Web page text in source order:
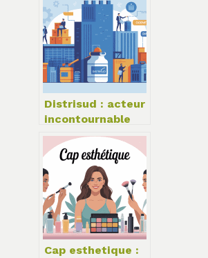
Distrisud : acteur
incontournable
de la distribution
professionnelle
en france
Cap esthetique :